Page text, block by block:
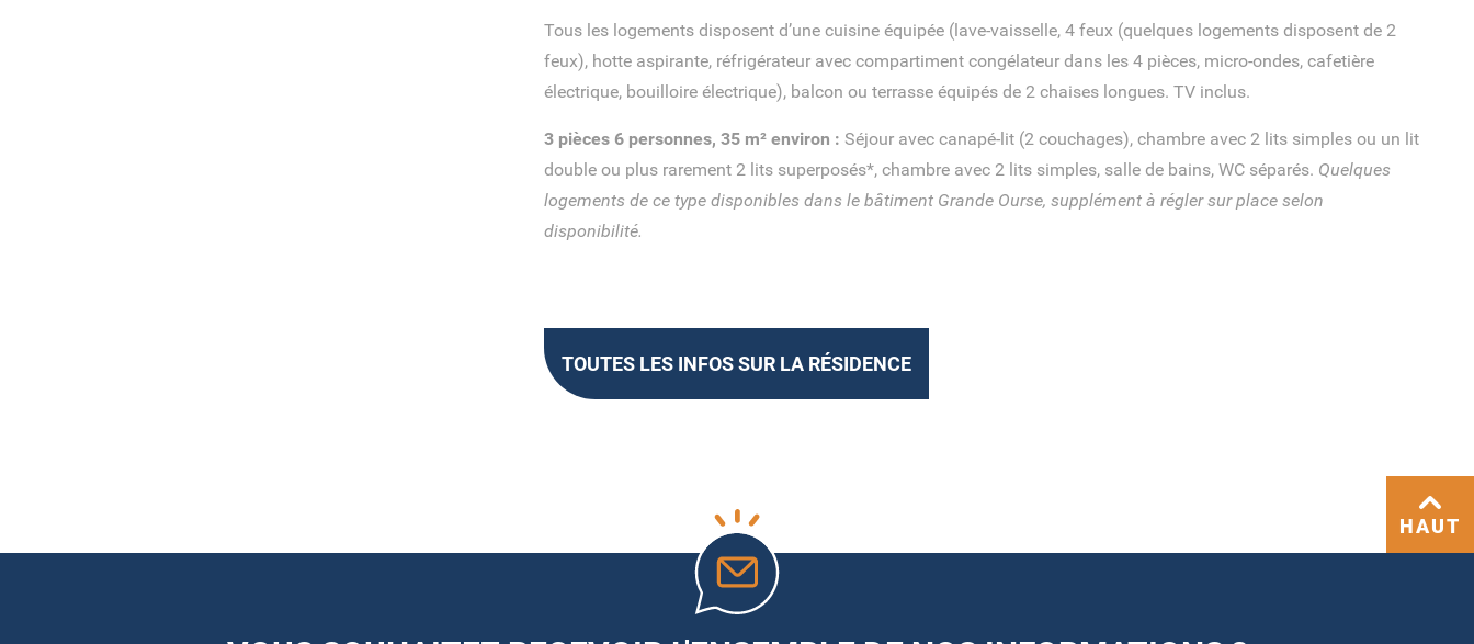
Tous les logements disposent d’une cuisine équipée (lave-vaisselle, 4 feux (quelques logements disposent de 2
feux), hotte aspirante, réfrigérateur avec compartiment congélateur dans les 4 pièces, micro-ondes, cafetière
électrique, bouilloire électrique), balcon ou terrasse équipés de 2 chaises longues. TV inclus.
3 pièces 6 personnes, 35 m² environ : Séjour avec canapé-lit (2 couchages), chambre avec 2 lits simples ou un lit
double ou plus rarement 2 lits superposés*, chambre avec 2 lits simples, salle de bains, WC séparés. Quelques
logements de ce type disponibles dans le bâtiment Grande Ourse, supplément à régler sur place selon
disponibilité.
TOUTES LES INFOS SUR LA RÉSIDENCE
HAUT